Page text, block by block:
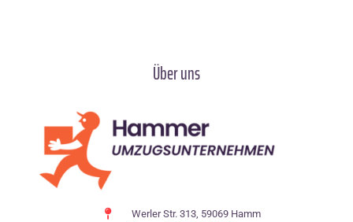
Über uns
Werler Str. 313, 59069 Hamm